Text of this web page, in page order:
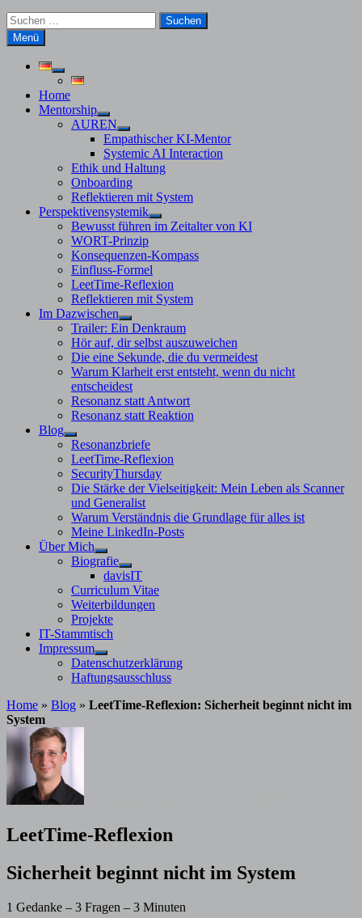
Suchen
nach:
Menü
Untermenü
anzeigen
Home
Mentorship
Untermenü
anzeigen
AUREN
Untermenü
anzeigen
Empathischer KI-Mentor
Systemic AI Interaction
Ethik und Haltung
Onboarding
Reflektieren mit System
Perspektivensystemik
Untermenü
anzeigen
Bewusst führen im Zeitalter von KI
WORT-Prinzip
Konsequenzen-Kompass
Einfluss-Formel
LeetTime-Reflexion
Reflektieren mit System
Im Dazwischen
Untermenü
anzeigen
Trailer: Ein Denkraum
Hör auf, dir selbst auszuweichen
Die eine Sekunde, die du vermeidest
Warum Klarheit erst entsteht, wenn du nicht
entscheidest
Resonanz statt Antwort
Resonanz statt Reaktion
Blog
Untermenü
anzeigen
Resonanzbriefe
LeetTime-Reflexion
SecurityThursday
Die Stärke der Vielseitigkeit: Mein Leben als Scanner
und Generalist
Warum Verständnis die Grundlage für alles ist
Meine LinkedIn-Posts
Über Mich
Untermenü
anzeigen
Biografie
Untermenü
anzeigen
davisIT
Curriculum Vitae
Weiterbildungen
Projekte
IT-Stammtisch
Impressum
Untermenü
anzeigen
Datenschutzerklärung
Haftungsausschluss
Home » Blog » LeetTime-Reflexion: Sicherheit beginnt nicht im
System
LeetTime-Reflexion
Sicherheit beginnt nicht im System
1 Gedanke – 3 Fragen – 3 Minuten